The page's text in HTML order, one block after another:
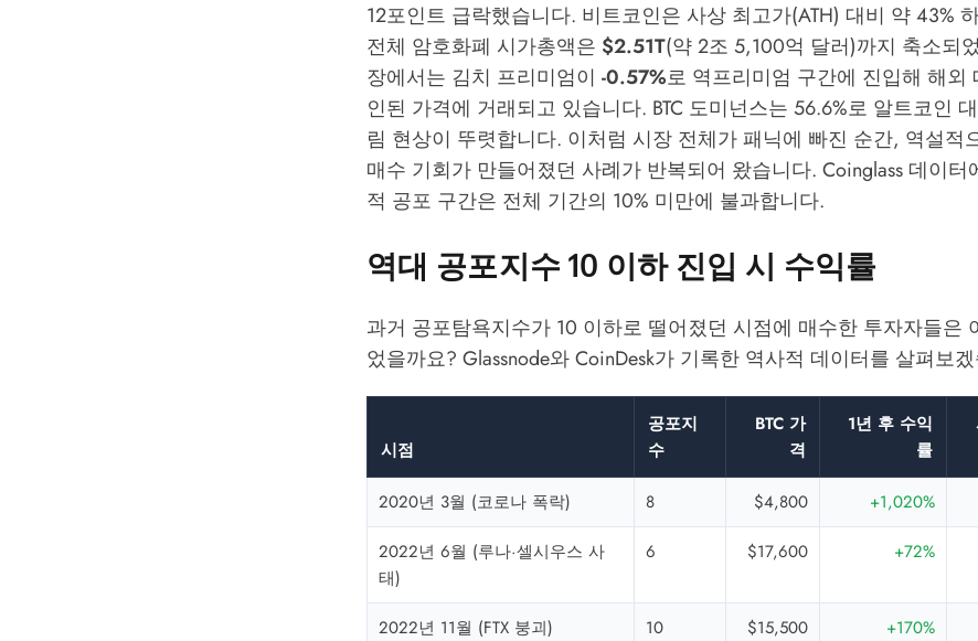
12포인트 급락했습니다. 비트코인은 사상 최고가(ATH) 대비 약 43%
전체 암호화폐 시가총액은 $2.51T(약 2조 5,100억 달러)까지 축소되
장에서는 김치 프리미엄이 -0.57%로 역프리미엄 구간에 진입해 해외
인된 가격에 거래되고 있습니다. BTC 도미넌스는 56.6%로 알트코인
림 현상이 뚜렷합니다. 이처럼 시장 전체가 패닉에 빠진 순간, 역설적
매수 기회가 만들어졌던 사례가 반복되어 왔습니다. Coinglass 데이터
적 공포 구간은 전체 기간의 10% 미만에 불과합니다.
역대 공포지수 10 이하 진입 시 수익률
과거 공포탐욕지수가 10 이하로 떨어졌던 시점에 매수한 투자자들은
었을까요? Glassnode와CoinDesk가 기록한 역사적 데이터를 살펴보
시점
공포지
수
BTC 가
격
1년 후 수익
률
2020년 3월 (코로나 폭락) 8 $4,800 +1,020%
2022년 6월 (루나·셀시우스 사
태)
6 $17,600 +72%
2022년 11월 (FTX 붕괴) 10 $15,500 +170%